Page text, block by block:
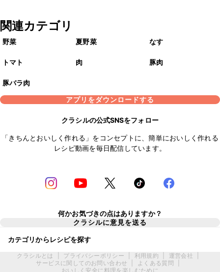
関連カテゴリ
野菜 夏野菜 なす
トマト 肉 豚肉
豚バラ肉
アプリをダウンロードする
クラシルの公式SNSをフォロー
「きちんとおいしく作れる」をコンセプトに、簡単においしく作れる
レシピ動画を毎日配信しています。
何かお気づきの点はありますか？
クラシルに意見を送る
カテゴリからレシピを探す
クラシルとは プライバシーポリシー 利用規約 運営会社
サービスに関してのお問い合わせ
よくある質問
おいしく安全に料理を楽しむために